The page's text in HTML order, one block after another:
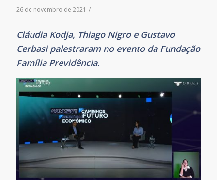
26 de novembro de 2021 /
Cláudia Kodja, Thiago Nigro e Gustavo
Cerbasi palestraram no evento da Fundação
Família Previdência.